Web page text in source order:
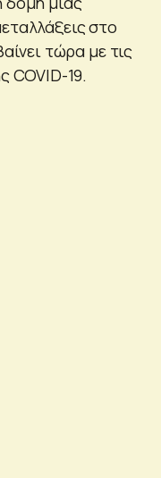
στο
τώρα με τις
COVID-19.